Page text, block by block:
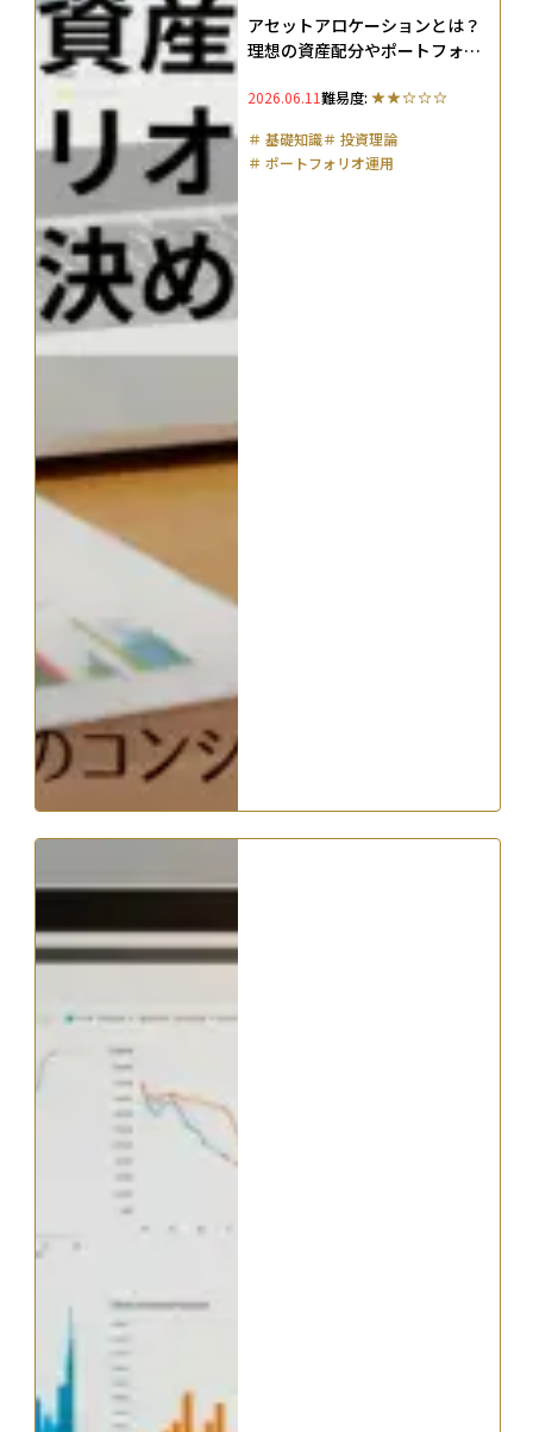
アセットアロケーションとは？
理想の資産配分やポートフォリ
解説
2026.06.11難易度:
＃ 基礎知識＃ 投資理論
＃ ポートフォリオ運用